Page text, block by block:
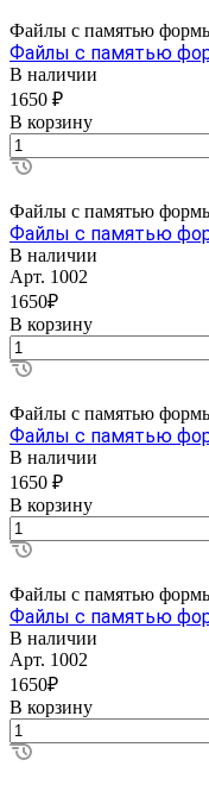
Файлы с памятью
Файлы с памятью
В наличии
1650 ₽
В корзину
Файлы с памятью
Файлы с памятью
В наличии
Арт. 1002
1650₽
В корзину
Файлы с памятью
Файлы с памятью
В наличии
1650 ₽
В корзину
Файлы с памятью
Файлы с памятью
В наличии
Арт. 1002
1650₽
В корзину